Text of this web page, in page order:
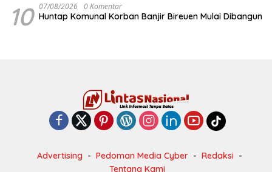
10 07/08/2026 0 Komentar
Huntap Komunal Korban Banjir Bireuen Mulai Dibangun
Advertising Pedoman Media Cyber
Redaksi
Tentang Kami